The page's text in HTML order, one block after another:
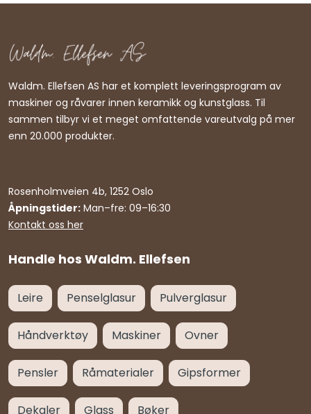
Handle hos Waldm. Ellefsen
Waldm. Ellefsen AS har et komplett leveringsprogram av
maskiner og råvarer innen keramikk og kunstglass. Til
sammen tilbyr vi et meget omfattende vareutvalg på mer
enn 20.000 produkter.
Rosenholmveien 4b, 1252 Oslo
Åpningstider: Man–fre: 09–16:30
Kontakt oss her
Leire Penselglasur Pulverglasur
Håndverktøy Maskiner Ovner
Pensler Råmaterialer Gipsformer
Dekaler Glass Bøker